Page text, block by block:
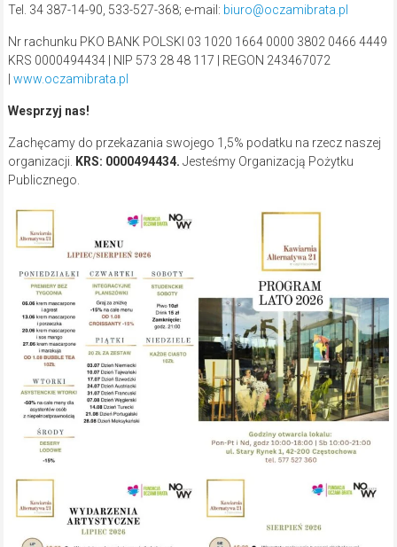
Tel. 34 387-14-90, 533-527-368; e-mail: biuro@oczamibrata.pl
Nr rachunku PKO BANK POLSKI 03 1020 1664 0000 3802 0466 4449
KRS 0000494434 | NIP 573 28 48 117 | REGON 243467072
www.oczamibrata.pl
Wesprzyj nas!
Zachęcamy do przekazania swojego 1,5% podatku na rzecz naszej
organizacji.
KRS: 0000494434. Jesteśmy Organizacją Pożytku
Publicznego.